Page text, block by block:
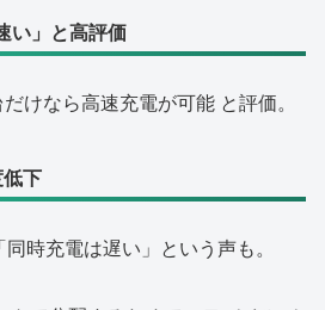
い」と高評価
けなら高速充電が可能 と評価。
下
時充電は遅い」という声も。